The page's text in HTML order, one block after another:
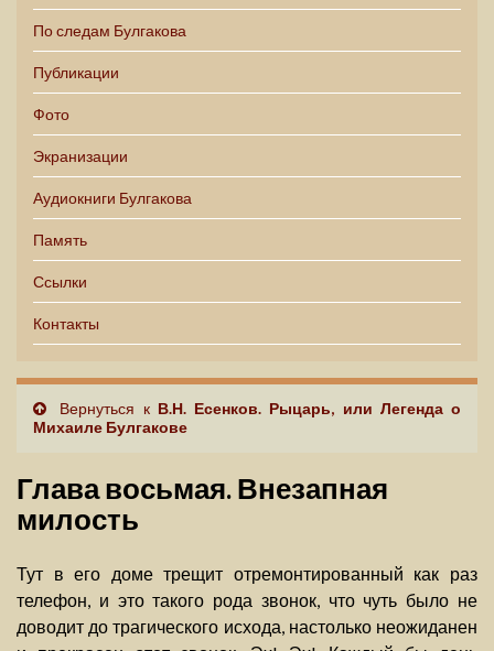
По следам Булгакова
Публикации
Фото
Экранизации
Аудиокниги Булгакова
Память
Ссылки
Контакты
Вернуться к В.Н. Есенков. Рыцарь, или Легенда о
Михаиле Булгакове
Глава восьмая. Внезапная
милость
Тут в его доме трещит отремонтированный как раз
телефон, и это такого рода звонок, что чуть было не
доводит до трагического исхода, настолько неожиданен